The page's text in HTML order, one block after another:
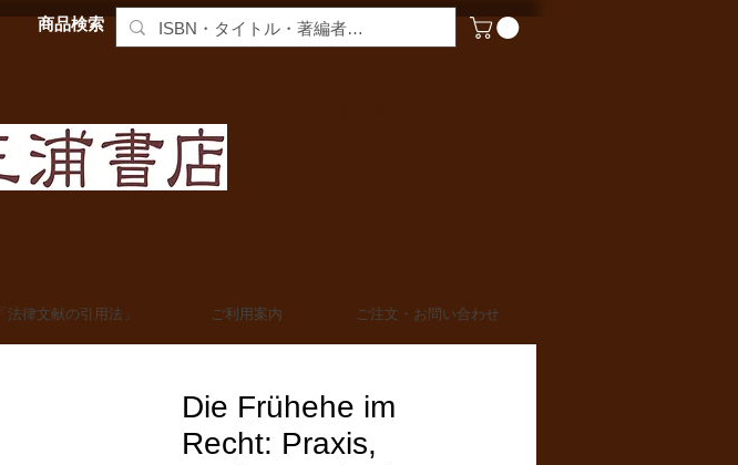
商品検索
「法律文献の引用法」 ご利用案内 ご注文・お問い合わせ
Die Frühehe im
Recht: Praxis,